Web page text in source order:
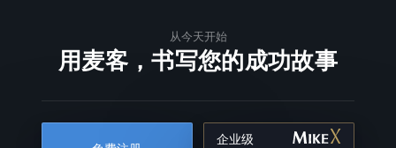
从今天开始
用麦客，书写您的成功故事
企业级